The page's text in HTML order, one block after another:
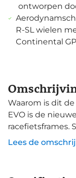
ontworpen
R-SL wielen
Continental
Waarom is dit de
EVO is de
racefietsframes.
levendig en
behoudt die
Lees de